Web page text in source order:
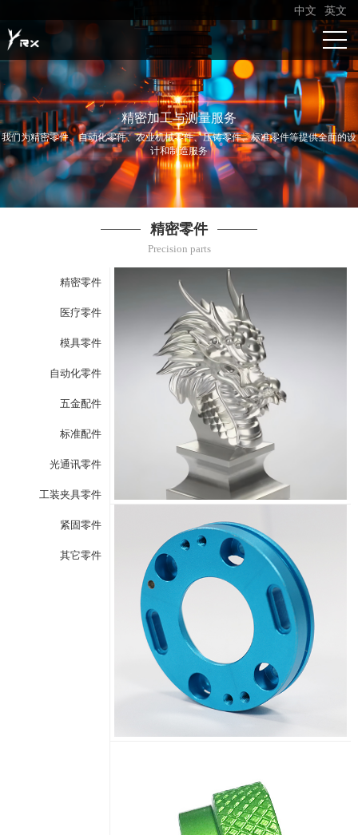
中文 英文
精密加工与测量服务
我们为精密零件、自动化零件、农业机械零件、压铸零件、标准零件等提供全面的设
计和制造服务
精密零件
Precision parts
精密零件
医疗零件
模具零件
自动化零件
五金配件
标准配件
光通讯零件
工装夹具零件
紧固零件
其它零件